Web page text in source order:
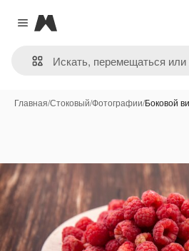
Close menu
Magnific
Главная/Стоковый/Фотографии/Боковой